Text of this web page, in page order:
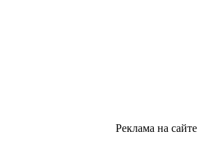
Реклама на сайте